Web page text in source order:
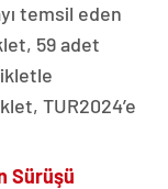
temsil eden
59 adet
TUR2024’e
Sürüşü